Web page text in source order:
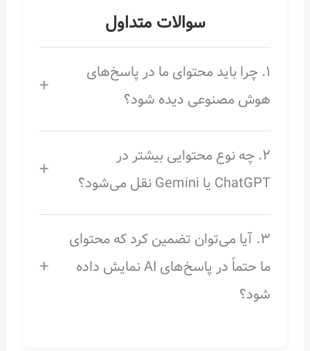
سوالات متداول
۱. چرا باید محتوای ما در پاسخ‌های
هوش مصنوعی دیده شود؟
+
۲. چه نوع محتوایی بیشتر در
ChatGPT یا Gemini نقل می‌شود؟
+
۳. آیا می‌توان تضمین کرد که محتوای
ما حتماً در پاسخ‌های AI نمایش داده
شود؟
+